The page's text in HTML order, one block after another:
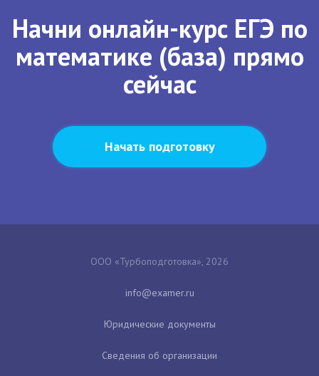
Начни онлайн-курс ЕГЭ по
математике (база) прямо
сейчас
Начать подготовку
ООО «Турбоподготовка», 2026
Юридические документы
Сведения об организации